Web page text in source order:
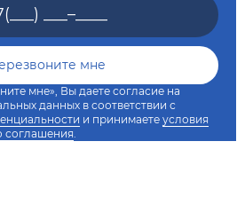
мне», Вы даете согласие на
данных в соответствии с
и принимаете условия
соглашения